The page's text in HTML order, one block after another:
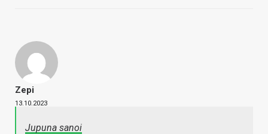
Zepi
13.10.2023
Jupuna sanoi